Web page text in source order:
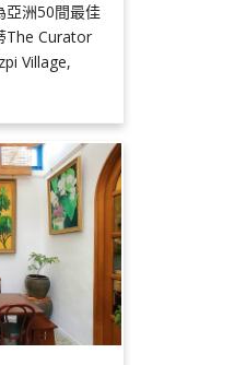
亞洲50間最佳
The Curator
Village,